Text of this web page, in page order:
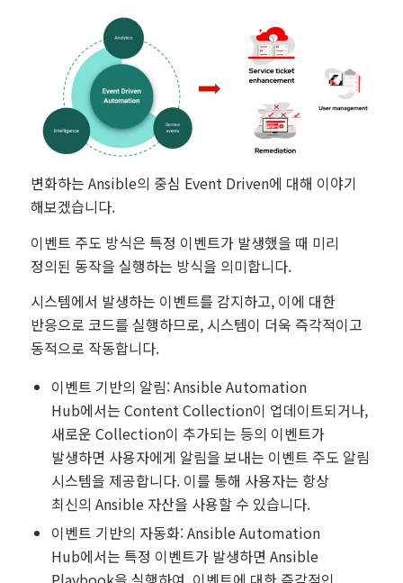
변화하는 Ansible의 중심 Event Driven에 대해 이야기
해보겠습니다.
이벤트 주도 방식은 특정 이벤트가 발생했을 때 미리
정의된 동작을 실행하는 방식을 의미합니다.
시스템에서 발생하는 이벤트를 감지하고, 이에 대한
반응으로 코드를 실행하므로, 시스템이 더욱 즉각적이고
동적으로 작동합니다.
이벤트 기반의 알림: Ansible Automation
Hub에서는 Content Collection이 업데이트되거나,
새로운 Collection이 추가되는 등의 이벤트가
발생하면 사용자에게 알림을 보내는 이벤트 주도 알림
시스템을 제공합니다. 이를 통해 사용자는 항상
최신의 Ansible 자산을 사용할 수 있습니다.
이벤트 기반의 자동화: Ansible Automation
Hub에서는 특정 이벤트가 발생하면 Ansible